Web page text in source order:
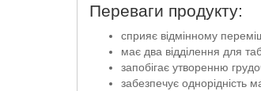
Переваги продукту:
сприяє відмінному
має два відділення для
запобігає утворенню
забезпечує однорідність